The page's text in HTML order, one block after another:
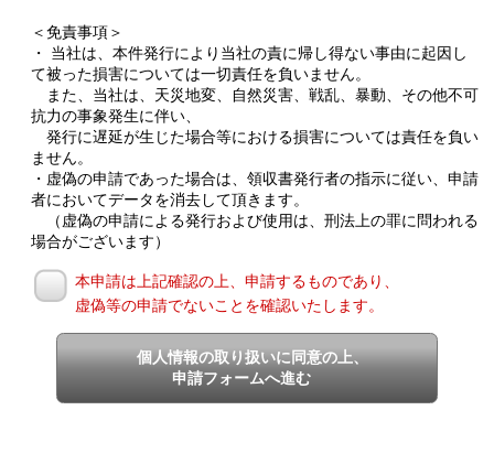
＜免責事項＞
・ 当社は、本件発行により当社の責に帰し得ない事由に起因し
て被った損害については一切責任を負いません。
また、当社は、天災地変、自然災害、戦乱、暴動、その他不可
抗力の事象発生に伴い、
発行に遅延が生じた場合等における損害については責任を負い
ません。
・虚偽の申請であった場合は、領収書発行者の指示に従い、申請
者においてデータを消去して頂きます。
（虚偽の申請による発行および使用は、刑法上の罪に問われる
場合がございます）
本申請は上記確認の上、申請するものであり、
虚偽等の申請でないことを確認いたします。
個人情報の取り扱いに同意の上、
申請フォームへ進む